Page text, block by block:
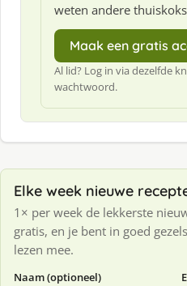
weten andere
Maak een gratis
Al lid? Log in via dezelfde
wachtwoord.
Elke week nieuwe
1× per week de lekkerste
gratis, en je bent in goed
lezen mee.
Naam (optioneel)